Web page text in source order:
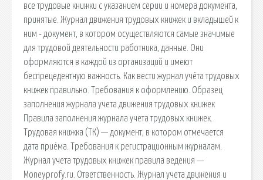
все трудовые книжки с указанием серии и номера документа,
принятые. Журнал движения трудовых книжек и вкладышей к
ним - документ, в котором осуществляются самые значимые
для трудовой деятельности работника, данные. Они
оформляются в каждой из организаций и имеют
беспрецедентную важность. Как вести журнал учёта трудовых
книжек правильно. Требования к оформлению. Образец
заполнения журнала учета движения трудовых книжек
Правила заполнения журнала учета трудовых книжек.
Трудовая книжка (ТК) — документ, в котором отмечается
дата приёма. Требования к регистрационным журналам.
Журнал учета трудовых книжек правила ведения —
Moneyprofy.ru. Ответственность. Журнал учета движения и